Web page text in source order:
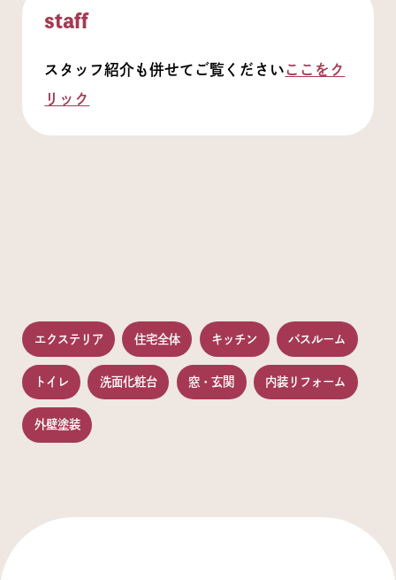
staff
スタッフ紹介も併せてご覧くださいここをク
リック
エクステリア 住宅全体 キッチン バスルーム
トイレ 洗面化粧台 窓・玄関 内装リフォーム
外壁塗装